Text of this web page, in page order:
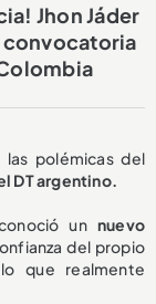
Jhon Jáder
convocatoria
polémicas del
DT argentino.
un nuevo
del propio
que realmente